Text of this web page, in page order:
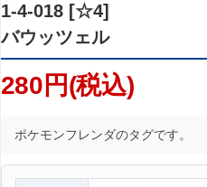
1-4-018 [☆4]
バウッツェル
280円(税込)
ポケモンフレンダのタグです。